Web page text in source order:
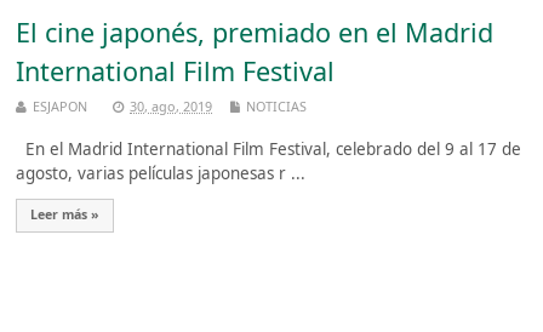
El cine japonés, premiado en el Madrid
International Film Festival
ESJAPON 30, ago, 2019 NOTICIAS
En el Madrid International Film Festival, celebrado del 9 al 17 de
agosto, varias películas japonesas r ...
Leer más »